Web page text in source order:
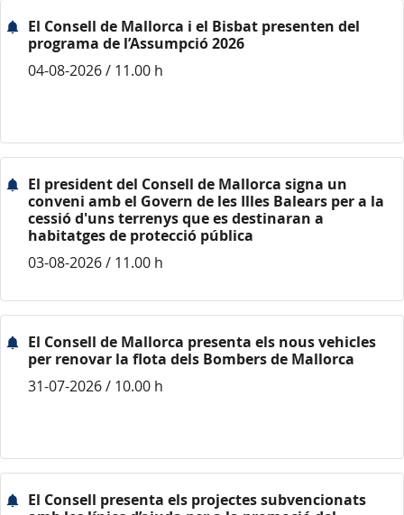
El Consell de Mallorca i el Bisbat presenten del
programa de l’Assumpció 2026
04-08-2026 / 11.00 h
El president del Consell de Mallorca signa un
conveni amb el Govern de les Illes Balears per a la
cessió d'uns terrenys que es destinaran a
habitatges de protecció pública
03-08-2026 / 11.00 h
El Consell de Mallorca presenta els nous vehicles
per renovar la flota dels Bombers de Mallorca
31-07-2026 / 10.00 h
El Consell presenta els projectes subvencionats